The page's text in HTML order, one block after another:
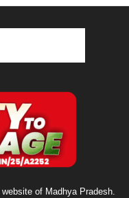
of Madhya Pradesh.